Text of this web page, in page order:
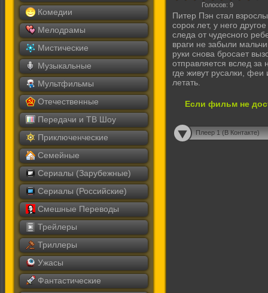
Комедии
Мелодрамы
Мистические
Музыкальные
Мультфильмы
Отечественные
Передачи и ТВ Шоу
Приключенческие
Семейные
Сериалы (Зарубежные)
Сериалы (Российские)
Смешные Переводы
Трейлеры
Триллеры
Ужасы
Фантастические
Голосов: 9
Питер Пэн стал
сорок лет, у него
следа от чудесного
враги не забыли
руки снова бросает
отправляется вслед
где живут русалки,
летать.
Если фильм не
Плеер 1 (В Контакте)